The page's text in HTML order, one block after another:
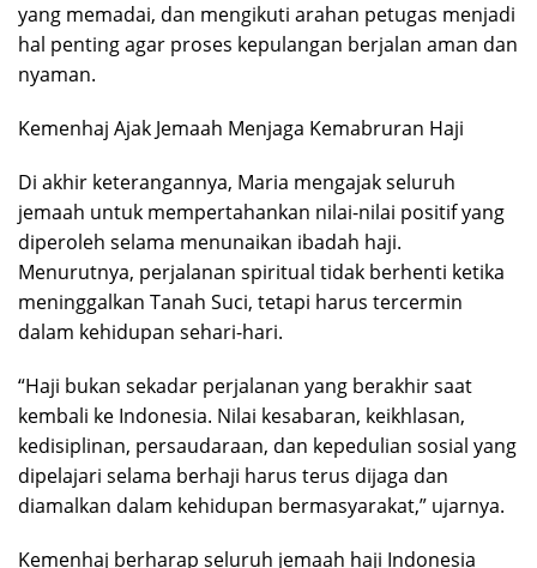
yang memadai, dan mengikuti arahan petugas menjadi
hal penting agar proses kepulangan berjalan aman dan
nyaman.
Kemenhaj Ajak Jemaah Menjaga Kemabruran Haji
Di akhir keterangannya, Maria mengajak seluruh
jemaah untuk mempertahankan nilai-nilai positif yang
diperoleh selama menunaikan ibadah haji.
Menurutnya, perjalanan spiritual tidak berhenti ketika
meninggalkan Tanah Suci, tetapi harus tercermin
dalam kehidupan sehari-hari.
“Haji bukan sekadar perjalanan yang berakhir saat
kembali ke Indonesia. Nilai kesabaran, keikhlasan,
kedisiplinan, persaudaraan, dan kepedulian sosial yang
dipelajari selama berhaji harus terus dijaga dan
diamalkan dalam kehidupan bermasyarakat,” ujarnya.
Kemenhaj berharap seluruh jemaah haji Indonesia